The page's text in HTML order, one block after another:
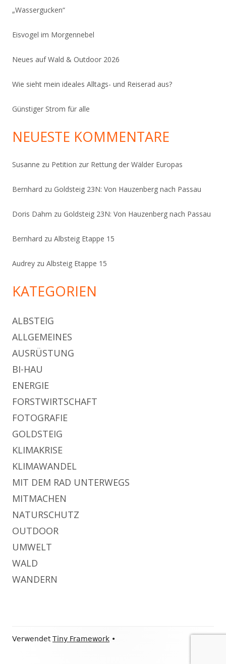
„Wassergucken“
Eisvogel im Morgennebel
Neues auf Wald & Outdoor 2026
Wie sieht mein ideales Alltags- und Reiserad aus?
Günstiger Strom für alle
NEUESTE KOMMENTARE
Susanne zu Petition zur Rettung der Wälder Europas
Bernhard zu Goldsteig 23N: Von Hauzenberg nach Passau
Doris Dahm zu Goldsteig 23N: Von Hauzenberg nach Passau
Bernhard zu Albsteig Etappe 15
Audrey zu Albsteig Etappe 15
KATEGORIEN
ALBSTEIG
ALLGEMEINES
AUSRÜSTUNG
BI-HAU
ENERGIE
FORSTWIRTSCHAFT
FOTOGRAFIE
GOLDSTEIG
KLIMAKRISE
KLIMAWANDEL
MIT DEM RAD UNTERWEGS
MITMACHEN
NATURSCHUTZ
OUTDOOR
UMWELT
WALD
WANDERN
Footer
VerwendetTiny Framework •